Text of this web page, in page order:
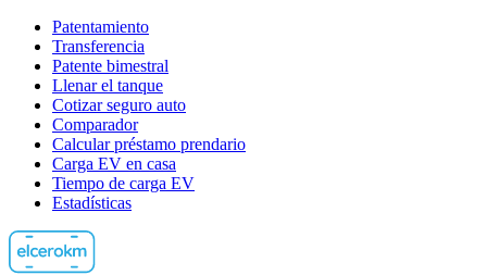
Patentamiento
Transferencia
Patente bimestral
Llenar el tanque
Cotizar seguro auto
Comparador
Calcular préstamo prendario
Carga EV en casa
Tiempo de carga EV
Estadísticas